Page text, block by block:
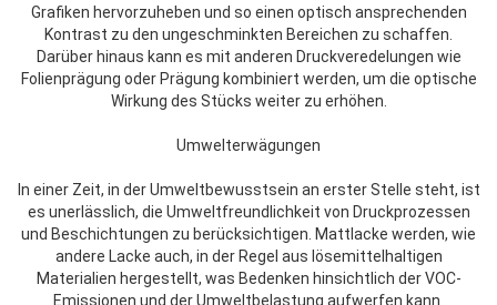
Grafiken hervorzuheben und so einen optisch ansprechenden
Kontrast zu den ungeschminkten Bereichen zu schaffen.
Darüber hinaus kann es mit anderen Druckveredelungen wie
Folienprägung oder Prägung kombiniert werden, um die optische
Wirkung des Stücks weiter zu erhöhen.
Umwelterwägungen
In einer Zeit, in der Umweltbewusstsein an erster Stelle steht, ist
es unerlässlich, die Umweltfreundlichkeit von Druckprozessen
und Beschichtungen zu berücksichtigen. Mattlacke werden, wie
andere Lacke auch, in der Regel aus lösemittelhaltigen
Materialien hergestellt, was Bedenken hinsichtlich der VOC-
Emissionen und der Umweltbelastung aufwerfen kann.